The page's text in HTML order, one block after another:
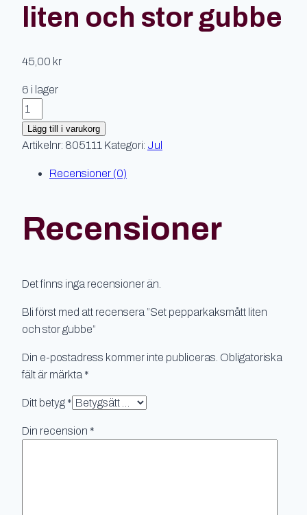
liten och stor gubbe
45,00 kr
6 i lager
Set
pepparkaksmått
liten
stor
Lägg till i varukorg
Artikelnr: 805111 Kategori: Jul
Recensioner (0)
Recensioner
Det finns inga recensioner än.
Bli först med att recensera ”Set pepparkaksmått liten
och stor gubbe”
Din e-postadress kommer inte publiceras. Obligatoriska
fält är märkta *
Ditt betyg *
Din recension *